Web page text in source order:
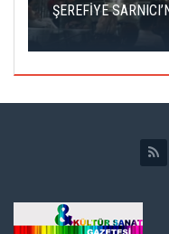
ŞEREFİYE